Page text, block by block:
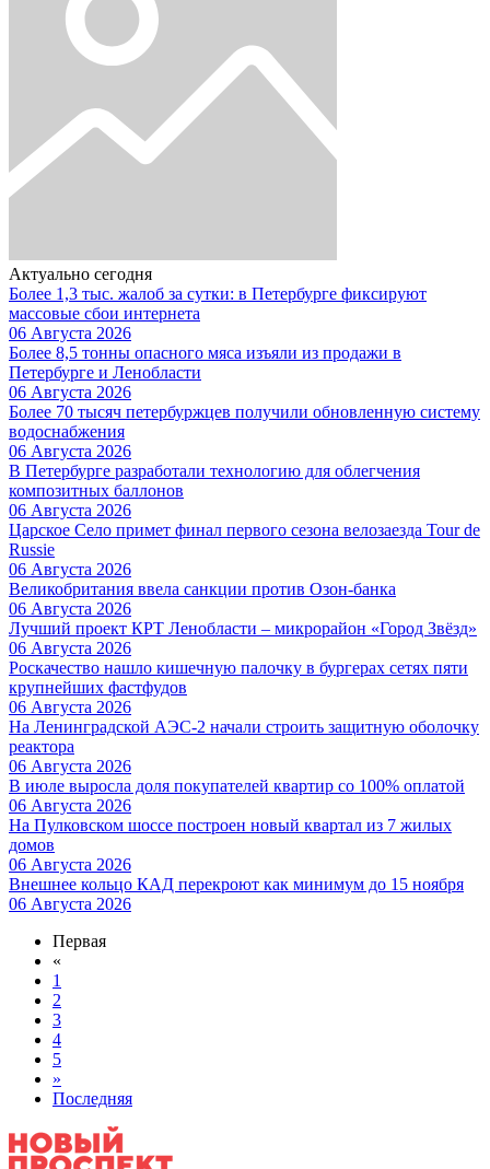
Актуально сегодня
Более 1,3 тыс. жалоб за сутки: в Петербурге фиксируют
массовые сбои интернета
06 Августа 2026
Более 8,5 тонны опасного мяса изъяли из продажи в
Петербурге и Ленобласти
06 Августа 2026
Более 70 тысяч петербуржцев получили обновленную систему
водоснабжения
06 Августа 2026
В Петербурге разработали технологию для облегчения
композитных баллонов
06 Августа 2026
Царское Село примет финал первого сезона велозаезда Tour de
Russie
06 Августа 2026
Великобритания ввела санкции против Озон-банка
06 Августа 2026
Лучший проект КРТ Ленобласти – микрорайон «Город Звёзд»
06 Августа 2026
Роскачество нашло кишечную палочку в бургерах сетях пяти
крупнейших фастфудов
06 Августа 2026
На Ленинградской АЭС-2 начали строить защитную оболочку
реактора
06 Августа 2026
В июле выросла доля покупателей квартир со 100% оплатой
06 Августа 2026
На Пулковском шоссе построен новый квартал из 7 жилых
домов
06 Августа 2026
Внешнее кольцо КАД перекроют как минимум до 15 ноября
06 Августа 2026
Первая
«
1
2
3
4
5
»
Последняя